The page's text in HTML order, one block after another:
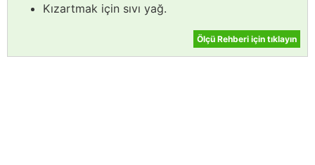
Kızartmak için sıvı yağ.
Ölçü Rehberi için tıklayın